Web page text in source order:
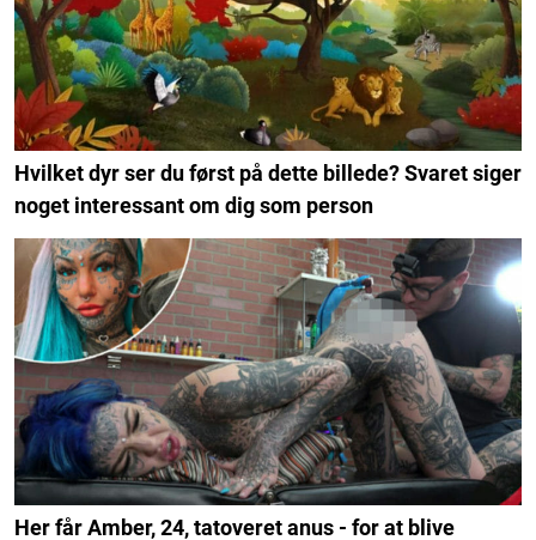
Hvilket dyr ser du først på dette billede? Svaret siger
noget interessant om dig som person
Her får Amber, 24, tatoveret anus - for at blive